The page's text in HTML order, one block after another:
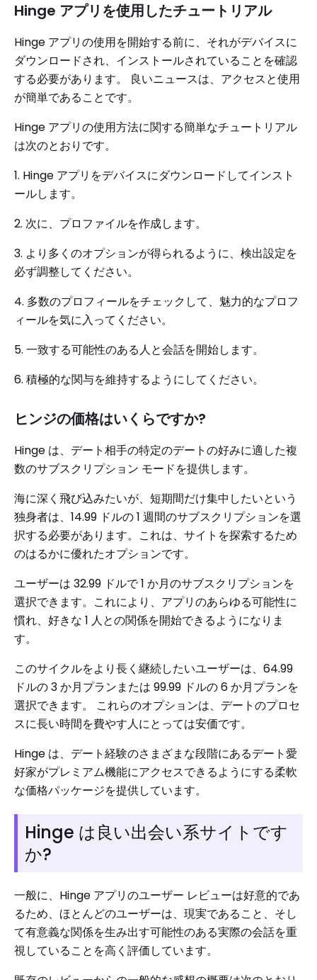
Hinge アプリを使用したチュートリアル
Hinge アプリの使用を開始する前に、それがデバイスに
ダウンロードされ、インストールされていることを確認
する必要があります。 良いニュースは、アクセスと使用
が簡単であることです。
Hinge アプリの使用方法に関する簡単なチュートリアル
は次のとおりです。
1. Hinge アプリをデバイスにダウンロードしてインスト
ールします。
2. 次に、プロファイルを作成します。
3. より多くのオプションが得られるように、検出設定を
必ず調整してください。
4. 多数のプロフィールをチェックして、魅力的なプロフ
ィールを気に入ってください。
5. 一致する可能性のある人と会話を開始します。
6. 積極的な関与を維持するようにしてください。
ヒンジの価格はいくらですか?
Hinge は、デート相手の特定のデートの好みに適した複
数のサブスクリプション モードを提供します。
海に深く飛び込みたいが、短期間だけ集中したいという
独身者は、14.99 ドルの 1 週間のサブスクリプションを選
択する必要があります。これは、サイトを探索するため
のはるかに優れたオプションです。
ユーザーは 32.99 ドルで 1 か月のサブスクリプションを
選択できます。これにより、アプリのあらゆる可能性に
慣れ、好きな 1 人との関係を開始できるようになりま
す。
このサイクルをより長く継続したいユーザーは、64.99
ドルの 3 か月プランまたは 99.99 ドルの 6 か月プランを
選択できます。 これらのオプションは、デートのプロセ
スに長い時間を費やす人にとっては安価です。
Hinge は、デート経験のさまざまな段階にあるデート愛
好家がプレミアム機能にアクセスできるようにする柔軟
な価格パッケージを提供しています。
Hinge は良い出会い系サイトです
か?
一般に、Hinge アプリのユーザー レビューは好意的であ
るため、ほとんどのユーザーは、現実であること、そし
て有意義な関係を生み出す可能性のある実際の会話を重
視していることを高く評価しています。